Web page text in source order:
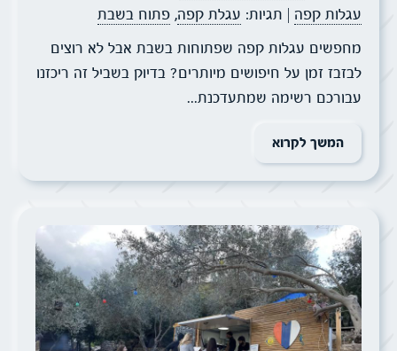
עגלות קפה | תגיות: עגלת קפה, פתוח בשבת
מחפשים עגלות קפה שפתוחות בשבת אבל לא רוצים
לבזבז זמן על חיפושים מיותרים? בדיוק בשביל זה ריכזנו
עבורכם רשימה שמתעדכנת...
המשך לקרוא